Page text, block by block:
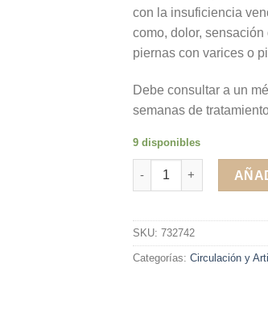
con la insuficiencia
como, dolor,
piernas con varices o
Debe consultar a un
semanas de
9 disponibles
Variliv Diosmina Forte
SKU: 732742
Categorías: Circulación y